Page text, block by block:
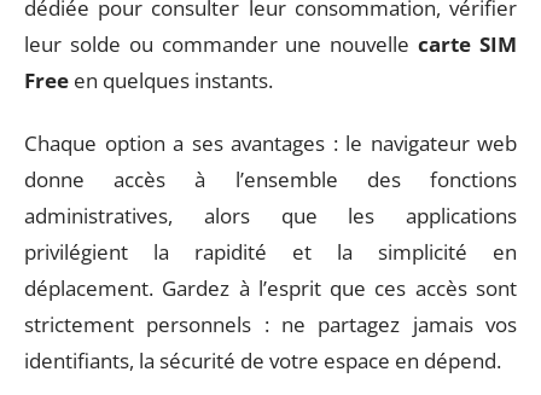
dédiée pour consulter leur consommation, vérifier
leur solde ou commander une nouvellecarte SIM
Free en quelques instants.
Chaque option a ses avantages : le navigateur web
donne accès à l’ensemble des fonctions
administratives, alors que les applications
privilégient la rapidité et la simplicité en
déplacement. Gardez à l’esprit que ces accès sont
strictement personnels : ne partagez jamais vos
identifiants, la sécurité de votre espace en dépend.